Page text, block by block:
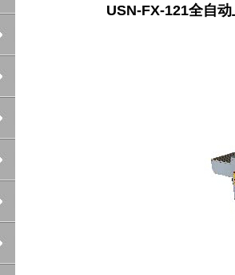
USN-FX-121全自